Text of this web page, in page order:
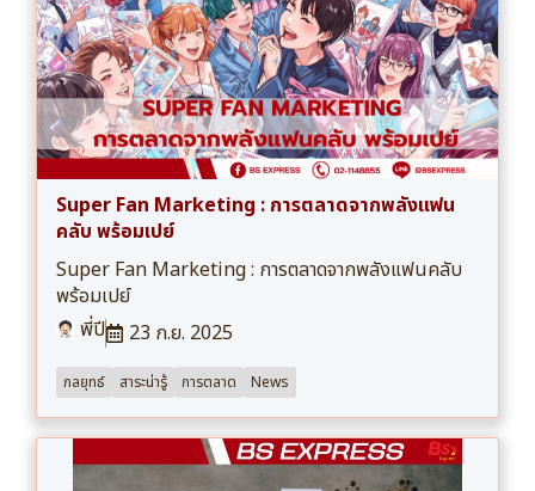
Super Fan Marketing : การตลาดจากพลังแฟน
คลับ พร้อมเปย์
Super Fan Marketing : การตลาดจากพลังแฟนคลับ
พร้อมเปย์
พี่ปี
23 ก.ย. 2025
กลยุทธ์ สาระน่ารู้ การตลาด News